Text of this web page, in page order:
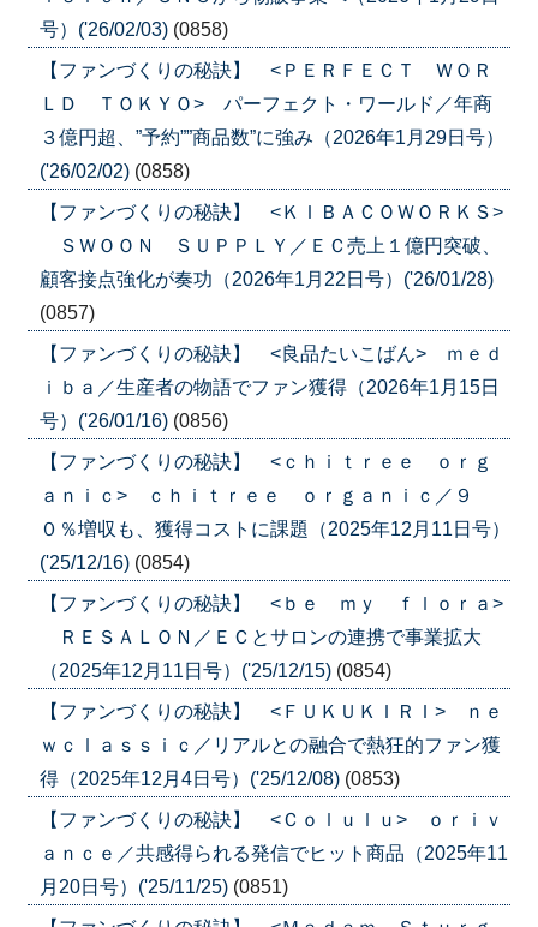
号）('26/02/03) (0858)
【ファンづくりの秘訣】 <ＰＥＲＦＥＣＴ ＷＯＲ
ＬＤ ＴＯＫＹＯ> パーフェクト・ワールド／年商
３億円超、”予約””商品数”に強み（2026年1月29日号）
('26/02/02) (0858)
【ファンづくりの秘訣】 <ＫＩＢＡＣＯＷＯＲＫＳ>
ＳＷＯＯＮ ＳＵＰＰＬＹ／ＥＣ売上１億円突破、
顧客接点強化が奏功（2026年1月22日号）('26/01/28)
(0857)
【ファンづくりの秘訣】 <良品たいこばん> ｍｅｄ
ｉｂａ／生産者の物語でファン獲得（2026年1月15日
号）('26/01/16) (0856)
【ファンづくりの秘訣】 <ｃｈｉｔｒｅｅ ｏｒｇ
ａｎｉｃ> ｃｈｉｔｒｅｅ ｏｒｇａｎｉｃ／９
０％増収も、獲得コストに課題（2025年12月11日号）
('25/12/16) (0854)
【ファンづくりの秘訣】 <ｂｅ ｍｙ ｆｌｏｒａ>
ＲＥＳＡＬＯＮ／ＥＣとサロンの連携で事業拡大
（2025年12月11日号）('25/12/15) (0854)
【ファンづくりの秘訣】 <ＦＵＫＵＫＩＲＩ> ｎｅ
ｗｃｌａｓｓｉｃ／リアルとの融合で熱狂的ファン獲
得（2025年12月4日号）('25/12/08) (0853)
【ファンづくりの秘訣】 <Ｃｏｌｕｌｕ> ｏｒｉｖ
ａｎｃｅ／共感得られる発信でヒット商品（2025年11
月20日号）('25/11/25) (0851)